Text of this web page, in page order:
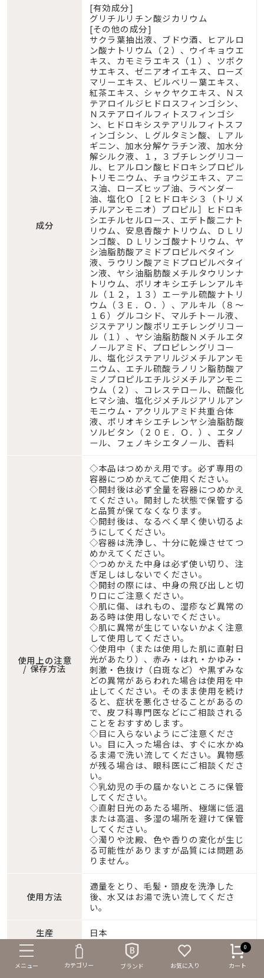
成分
[有効成分]
グリチルリチン酸ジカリウム
[その他の成分]
サクラ葉抽出液、ブドウ酒、ヒアルロ
ン酸ナトリウム（２）、ウイキョウエ
キス、カモミラエキス（１）、ツボク
サエキス、ゼニアオイエキス、ローズ
マリーエキス、ビルベリー葉エキス、
紅茶エキス、シャクヤクエキス、Ｎス
テアロイルジヒドロスフィンゴシン、
Ｎステアロイルフィトスフィンゴシ
ン、ヒドロキシステアリルフィトスフ
ィンゴシン、Ｌグルタミン酸、Ｌアル
ギニン、加水分解ケラチン液、加水分
解シルク液、１，３ブチレングリコー
ル、ヒアルロン酸ヒドロキシプロピル
トリモニウム、チョウジエキス、アニ
ス油、ローズヒップ油、ラベンダー
油、塩化Ｏ［２ヒドロキシ３（トリメ
チルアンモニオ）プロピル］ヒドロキ
シエチルセルロース、エデト酸二ナト
リウム、安息香酸ナトリウム、ＤＬリ
ンゴ酸、ＤＬリンゴ酸ナトリウム、ヤ
シ油脂肪酸アミドプロピルベタイン
液、ラウリン酸アミドプロピルベタイ
ン液、ヤシ油脂肪酸メチルタウリンナ
トリウム、ポリオキシエチレンアルキ
ル（１２，１３）エーテル硫酸ナトリ
ウム（３Ｅ．Ｏ．）、アルキル（８〜
１６）グルコシド、マルチトール液、
ジステアリン酸ポリエチレングリコー
ル（１）、ヤシ油脂肪酸Ｎメチルエタ
ノールアミド、プロピレングリコー
ル、塩化ジステアリルジメチルアンモ
ニウム、エチル硫酸ラノリン脂肪酸ア
ミノプロピルエチルジメチルアンモニ
ウム（２）、コレステロール、硫酸化
ヒマシ油、塩化ジメチルジアリルアン
モニウム・アクリルアミド共重合体
液、ポリオキシエチレンヤシ油脂肪酸
ソルビタン（２０Ｅ．Ｏ．）、エタノ
ール、フェノキシエタノール、香料
使用上の注意
/ 保存方法
◇本品はつめかえ用です。必ず専用の
容器につめかえてご使用ください。
◇開封後は必ず全量を容器につめかえ
てください。開封した状態で保管する
と品質が保てなくなります。
◇開封後は、なるべく早く使い切るよ
うにしてください。
◇容器は洗浄し、十分に乾燥させてつ
めかえてください。
◇つめかえた中身は必ず使い切り、注
ぎ足しはしないでください。
◇開封の際には、中身の飛び出しと切
り口にご注意ください。
◇肌に傷、はれもの、湿疹など異常の
ある時は使用しないでください。
◇肌に異常が生じていないかよく注意
して使用してください。
◇使用中（または使用した肌に直射日
光があたり）、赤み・はれ・かゆみ・
刺激・色抜け（白斑など）や黒ずみな
どの異常があらわれた場合は使用を中
止してください。そのまま使用を続け
ると、症状を悪化させることがあるの
で、皮フ科専門医などにご相談される
ことをおすすめします。
◇目に入らないようにご注意くださ
い。目に入った場合は、すぐに水かぬ
るま湯で洗い流してください。異物感
が残る場合は、眼科医にご相談くださ
い。
◇乳幼児の手の届かないところに保管
してください。
◇直射日光のあたる場所、極端に低温
または高温、多湿の場所を避けて保管
してください。
◇濁りや沈殿、色や香りの変化が生じ
る可能性がありますが品質には問題あ
りません。
使用方法
適量をとり、毛髪・頭皮を洗浄した
後、水又はお湯で洗い流してくださ
い。
生産 日本
広告文責 Ｉーｎｅ 0120-651-117
メニュー カテゴリー ブランド お気に入り カート
0